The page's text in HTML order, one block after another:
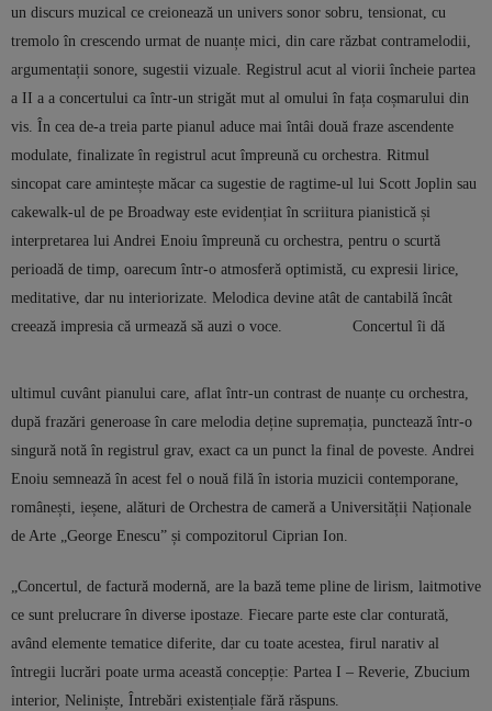
un discurs muzical ce creionează un univers sonor sobru, tensionat, cu
tremolo în crescendo urmat de nuanțe mici, din care răzbat contramelodii,
argumentații sonore, sugestii vizuale. Registrul acut al viorii încheie partea
a II a a concertului ca într-un strigăt mut al omului în fața coșmarului din
vis. În cea de-a treia parte pianul aduce mai întâi două fraze ascendente
modulate, finalizate în registrul acut împreună cu orchestra. Ritmul
sincopat care amintește măcar ca sugestie de ragtime-ul lui Scott Joplin sau
cakewalk-ul de pe Broadway este evidențiat în scriitura pianistică și
interpretarea lui Andrei Enoiu împreună cu orchestra, pentru o scurtă
perioadă de timp, oarecum într-o atmosferă optimistă, cu expresii lirice,
meditative, dar nu interiorizate. Melodica devine atât de cantabilă încât
creează impresia că urmează să auzi o voce.
Concertul îi dă
ultimul cuvânt pianului care, aflat într-un contrast de nuanțe cu orchestra,
după frazări generoase în care melodia deține supremația, punctează într-o
singură notă în registrul grav, exact ca un punct la final de poveste. Andrei
Enoiu semnează în acest fel o nouă filă în istoria muzicii contemporane,
românești, ieșene, alături de Orchestra de cameră a Universității Naționale
de Arte „George Enescu” și compozitorul Ciprian Ion.
„Concertul, de factură modernă, are la bază teme pline de lirism, laitmotive
ce sunt prelucrare în diverse ipostaze. Fiecare parte este clar conturată,
având elemente tematice diferite, dar cu toate acestea, firul narativ al
întregii lucrări poate urma această concepție: Partea I – Reverie, Zbucium
interior, Neliniște, Întrebări existențiale fără răspuns.